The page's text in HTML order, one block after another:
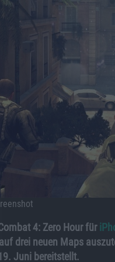
4: Zero Hour für
drei neuen Maps
Juni bereitstellt.